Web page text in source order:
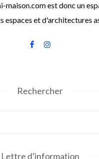
maison.com est donc un
espaces et d'architectures
Rechercher
Lettre d’information